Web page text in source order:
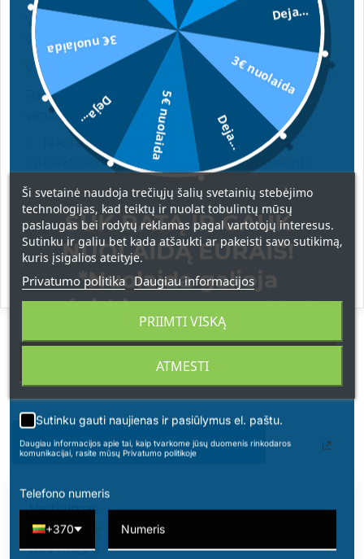
Viršutinės natos: citrinos, kvapieji citrinmedžiai,
vaisiai;
Vidurinės natos: jazminai, lotosai, apelsinų žiedai;
Pagrindinės natos: santalai, kedras, pačiuliai,
vanilė.
• Tekstas ir nuotraukos yra UAB Burkalifa
intelektualinė nuosavybė, kopijuoti ir platinti
ATSILIEPIMAI
PARAŠYKITE SAVO ATSILIEPIMĄ
Vertinimas
ARVYDAS G
Ši svetainė naudoja trečiųjų šalių svetainių stebėjimo
technologijas, kad teiktų ir nuolat tobulintų mūsų
paslaugas bei rodytų reklamas pagal vartotojų interesus.
Sutinku ir galiu bet kada atšaukti ar pakeisti savo sutikimą,
kuris įsigalios ateityje.
Privatumo politika Daugiau informacijos
ATMESTI
PRIIMTI VISKĄ
Deja...
3€ nuolaida
Deja...
5€ nuolaida
Deja...
3€ nuolaida
SUK RATĄ IR GAUK
NUOLAIDĄ EURAIS!
*Nuolaida galioja
apsipirkimams nuo 49 € !
Sutinku gauti naujienas ir pasiūlymus el. paštu.
Daugiau informacijos apie tai, kaip tvarkome jūsų duomenis rinkodaros
komunikacijai, rasite mūsų Privatumo politikoje
Telefono numeris
+370